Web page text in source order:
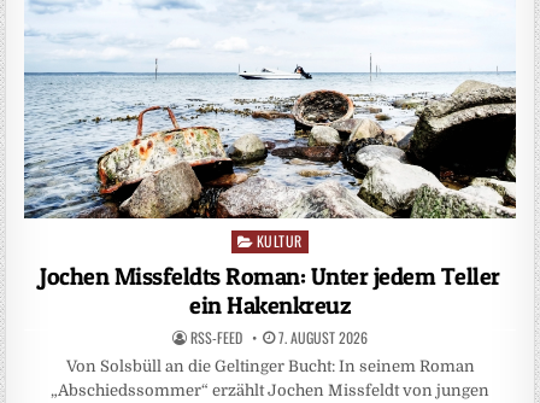
Posted
in
KULTUR
Jochen Missfeldts Roman: Unter jedem Teller
ein Hakenkreuz
RSS-FEED 7. AUGUST 2026
Von Solsbüll an die Geltinger Bucht: In seinem Roman
„Abschiedssommer“ erzählt Jochen Missfeldt von jungen